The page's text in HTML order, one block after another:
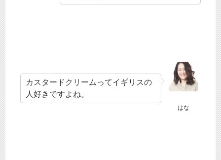
はな
カスタードクリームってイギリスの
人好きですよね。